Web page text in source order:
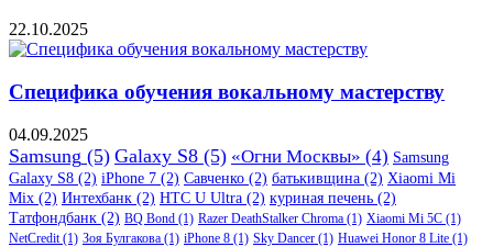
22.10.2025
Специфика обучения вокальному мастерству
04.09.2025
Samsung (5) Galaxy S8 (5) «Огни Москвы» (4) Samsung
Galaxy S8 (2) iPhone 7 (2) Савченко (2) батькивщина (2) Xiaomi Mi
Mix (2) Интехбанк (2) HTC U Ultra (2) куриная печень (2)
Татфондбанк (2) BQ Bond (1) Razer DeathStalker Chroma (1) Xiaomi Mi 5C (1)
NetCredit (1) Зоя Булгакова (1) iPhone 8 (1) Sky Dancer (1) Huawei Honor 8 Lite (1)